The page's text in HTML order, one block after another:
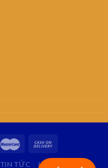
TIN TỨC LIÊN HỆ